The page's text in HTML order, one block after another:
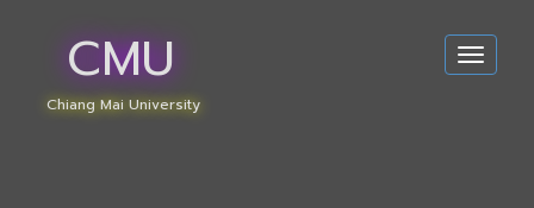
Toggle
CMU
Chiang Mai University